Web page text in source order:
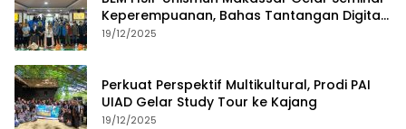
Keperempuanan, Bahas Tantangan Digital
dan Budaya Lokal
19/12/2025
Perkuat Perspektif Multikultural, Prodi PAI
UIAD Gelar Study Tour ke Kajang
19/12/2025